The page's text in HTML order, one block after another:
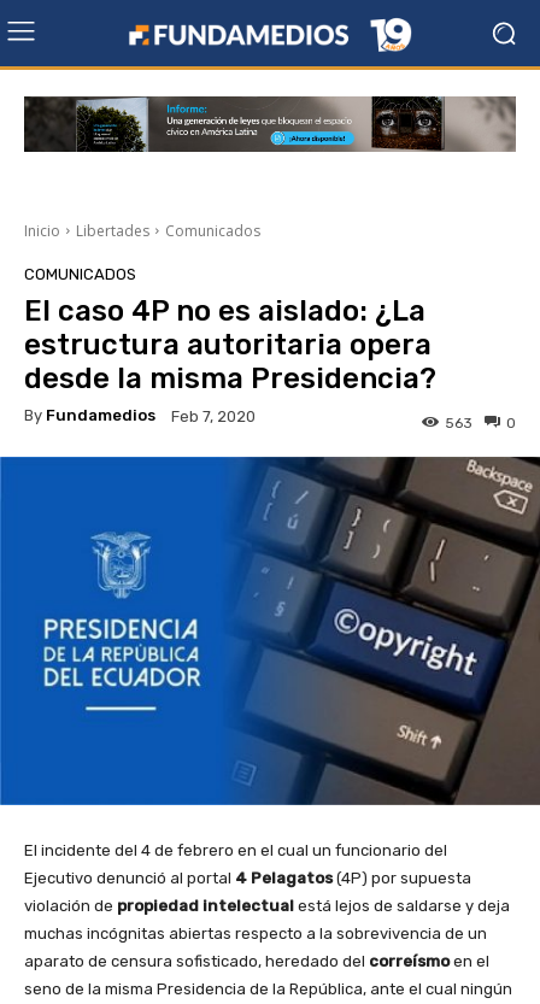
Inicio Libertades Comunicados
COMUNICADOS
El caso 4P no es aislado: ¿La
estructura autoritaria opera
desde la misma Presidencia?
By Fundamedios Feb 7, 2020 0
563
El incidente del 4 de febrero en el cual un funcionario del
Ejecutivo denunció al portal 4 Pelagatos(4P) por supuesta
violación de propiedad intelectual está lejos de saldarse y deja
muchas incógnitas abiertas respecto a la sobrevivencia de un
aparato de censura sofisticado, heredado del correísmoen el
seno de la misma Presidencia de la República, ante el cual ningún